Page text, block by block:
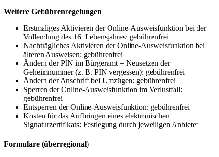
Weitere Gebührenregelungen
Erstmaliges Aktivieren der Online-Ausweisfunktion bei der
Vollendung des 16. Lebensjahres: gebührenfrei
Nachträgliches Aktivieren der Online-Ausweisfunktion bei
älteren Ausweisen: gebührenfrei
Ändern der PIN im Bürgeramt = Neusetzen der
Geheimnummer (z. B. PIN vergessen): gebührenfrei
Ändern der Anschrift bei Umzügen: gebührenfrei
Sperren der Online-Ausweisfunktion im Verlustfall:
gebührenfrei
Entsperren der Online-Ausweisfunktion: gebührenfrei
Kosten für das Aufbringen eines elektronischen
Signaturzertifikats: Festlegung durch jeweiligen Anbieter
Formulare (überregional)